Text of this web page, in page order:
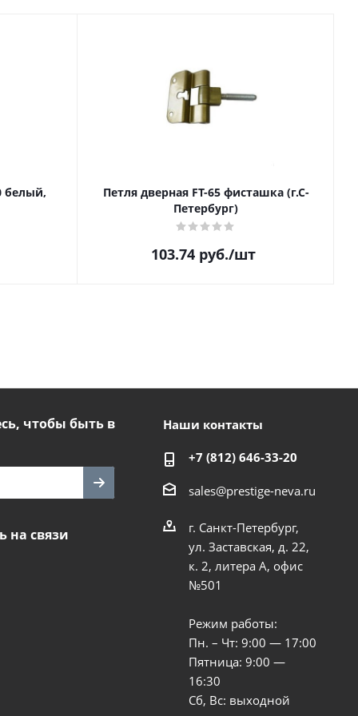
белый,
Петля дверная FT-65 фисташка (г.С-
Петербург)
103.74руб./шт
чтобы быть в
на связи
Наши контакты
+7 (812) 646-33-20
sales@prestige-neva.ru
г. Санкт-Петербург,
ул. Заставская, д. 22,
к. 2, литера А, офис
№501
Режим работы:
Пн. – Чт: 9:00 — 17:00
Пятница: 9:00 —
16:30
Сб, Вс: выходной